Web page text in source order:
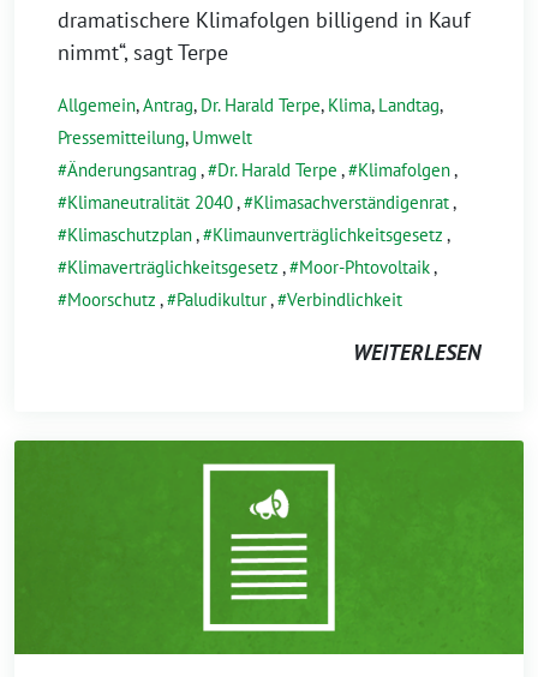
dramatischere Klimafolgen billigend in Kauf
nimmt“, sagt Terpe
Allgemein,Antrag, Dr. Harald Terpe, Klima, Landtag,
Pressemitteilung, Umwelt
Änderungsantrag , Dr. Harald Terpe , Klimafolgen,
Klimaneutralität 2040, Klimasachverständigenrat,
Klimaschutzplan, Klimaunverträglichkeitsgesetz ,
Klimaverträglichkeitsgesetz , Moor-Phtovoltaik,
Moorschutz , Paludikultur, Verbindlichkeit
WEITERLESEN